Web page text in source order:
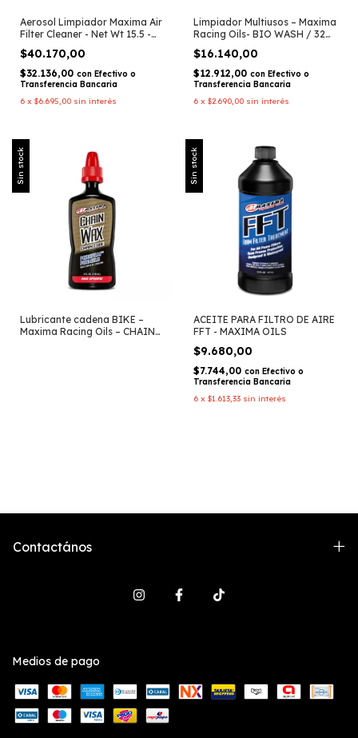
Aerosol Limpiador Maxima Air
Filter Cleaner - Net Wt 15.5 -
Maxima Racing Oils
$40.170,00
$32.136,00 con Efectivo o
Transferencia Bancaria
6 x $6.695,00 sin interés
Limpiador Multiusos – Maxima
Racing Oils- BIO WASH / 32
OZ
$16.140,00
$12.912,00 con Efectivo o
Transferencia Bancaria
6 x $2.690,00 sin interés
Sin stock
Lubricante cadena BIKE –
Maxima Racing Oils – CHAIN
Sin stock
ACEITE PARA FILTRO DE AIRE
FFT - MAXIMA OILS
$9.680,00
$7.744,00 con Efectivo o
Transferencia Bancaria
6 x $1.613,33 sin interés
Contactános
Medios de pago